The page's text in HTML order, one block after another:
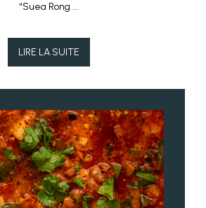
“Suea Rong ...
LIRE LA SUITE